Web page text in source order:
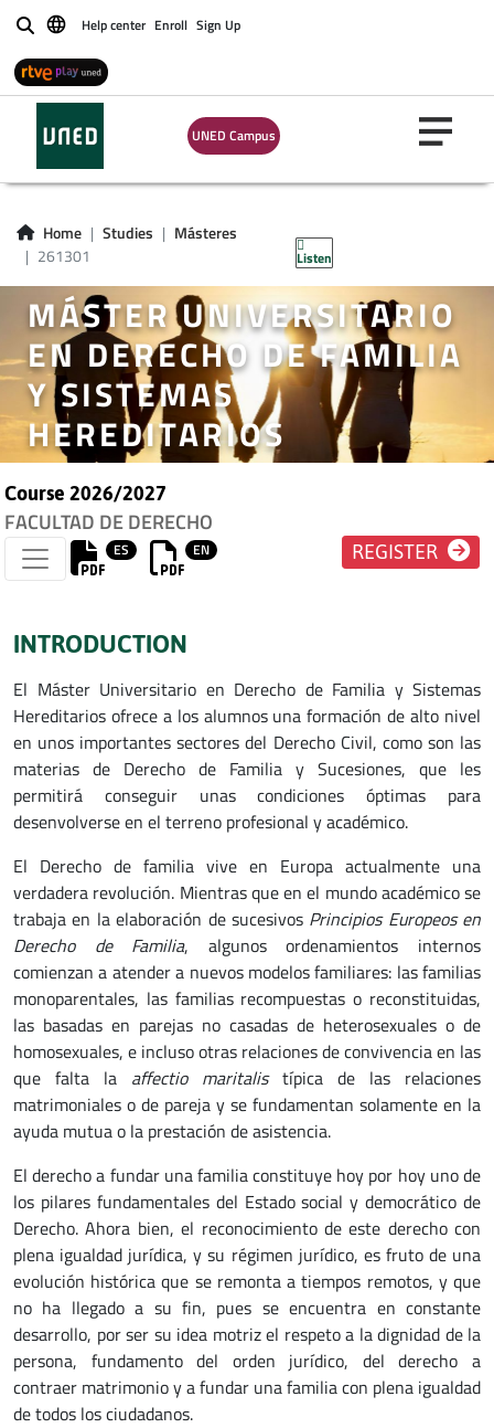
BuscarHelp center Enroll Sign Up
UNED Campus
Home Studies
Másteres
261301
Listen
MÁSTER UNIVERSITARIO
EN DERECHO DE FAMILIA
Y SISTEMAS
HEREDITARIOS
Course 2026/2027
FACULTAD DE DERECHO
ES EN REGISTER
INTRODUCTION
El Máster Universitario en Derecho de Familia y Sistemas
Hereditarios ofrece a los alumnos una formación de alto nivel
en unos importantes sectores del Derecho Civil, como son las
materias de Derecho de Familia y Sucesiones, que les
permitirá conseguir unas condiciones óptimas para
desenvolverse en el terreno profesional y académico.
El Derecho de familia vive en Europa actualmente una
verdadera revolución. Mientras que en el mundo académico se
trabaja en la elaboración de sucesivos Principios Europeos en
Derecho de Familia, algunos ordenamientos internos
comienzan a atender a nuevos modelos familiares: las familias
monoparentales, las familias recompuestas o reconstituidas,
las basadas en parejas no casadas de heterosexuales o de
homosexuales, e incluso otras relaciones de convivencia en las
que falta la affectio maritalistípica de las relaciones
matrimoniales o de pareja y se fundamentan solamente en la
ayuda mutua o la prestación de asistencia.
El derecho a fundar una familia constituye hoy por hoy uno de
los pilares fundamentales del Estado social y democrático de
Derecho. Ahora bien, el reconocimiento de este derecho con
plena igualdad jurídica, y su régimen jurídico, es fruto de una
evolución histórica que se remonta a tiempos remotos, y que
no ha llegado a su fin, pues se encuentra en constante
desarrollo, por ser su idea motriz el respeto a la dignidad de la
persona, fundamento del orden jurídico, del derecho a
contraer matrimonio y a fundar una familia con plena igualdad
de todos los ciudadanos.